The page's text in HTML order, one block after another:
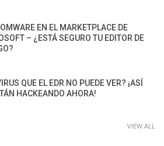
EN EL MARKETPLACE DE
– ¿ESTÁ SEGURO TU EDITOR DE
QUE EL EDR NO PUEDE VER? ¡ASÍ
HACKEANDO AHORA!
VIEW ALL